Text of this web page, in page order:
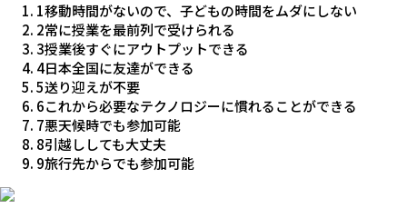
1移動時間がないので、子どもの時間をムダにしない
2常に授業を最前列で受けられる
3授業後すぐにアウトプットできる
4日本全国に友達ができる
5送り迎えが不要
6これから必要なテクノロジーに慣れることができる
7悪天候時でも参加可能
8引越ししても大丈夫
9旅行先からでも参加可能